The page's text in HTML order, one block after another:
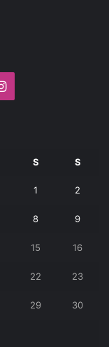
Instagram
S S
1 2
8 9
15 16
22 23
29 30